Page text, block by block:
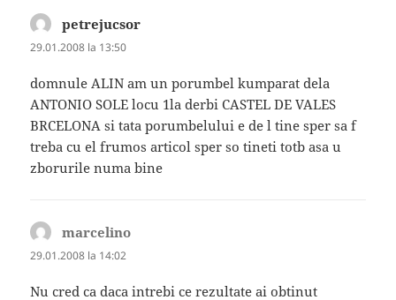
petrejucsor
29.01.2008 la 13:50
domnule ALIN am un porumbel kumparat dela
ANTONIO SOLE locu 1la derbi CASTEL DE VALES
BRCELONA si tata porumbelului e de l tine sper sa f
treba cu el frumos articol sper so tineti totb asa u
zborurile numa bine
marcelino
29.01.2008 la 14:02
Nu cred ca daca intrebi ce rezultate ai obtinut